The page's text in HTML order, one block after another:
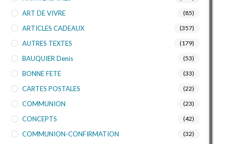
ART DE VIVRE (85)
ARTICLES CADEAUX (357)
AUTRES TEXTES (179)
BAUQUIER Denis (53)
BONNE FETE (33)
CARTES POSTALES (22)
COMMUNION (23)
CONCEPTS (42)
COMMUNION-CONFIRMATION (32)